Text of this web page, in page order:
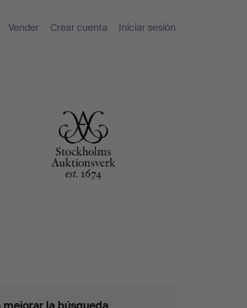
Vender Crear cuenta Iniciar sesión